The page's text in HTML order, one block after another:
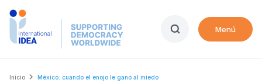
Skip
Menú
Breadcrumb
Inicio México: cuando el enojo le ganó al miedo